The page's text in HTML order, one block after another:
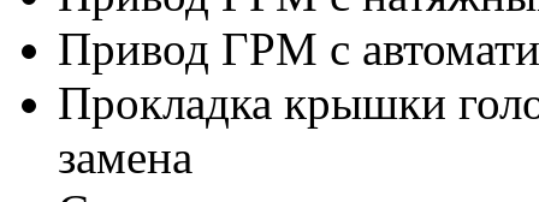
Привод ГРМ с
Прокладка крышки
замена